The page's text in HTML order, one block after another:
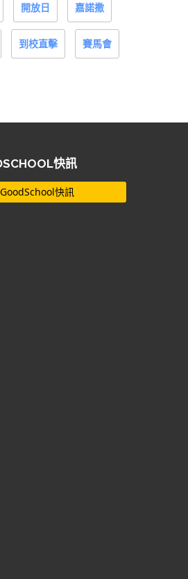
開放日 嘉諾撒
到校直擊 賽馬會
快訊
GoodSchool快訊